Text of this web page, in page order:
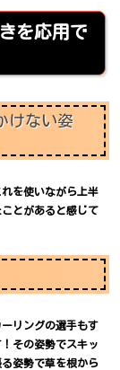
を応用で
けない姿
を使いながら上半
とがあると感じて
リングの選手もす
その姿勢でスキッ
姿勢で草を根から